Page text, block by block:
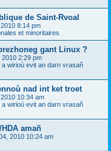
de Saint-Rvoal
8:14 pm
et minoritaires
gant Linux ?
2010 2:29 pm
wirioù evit an darn vrasañ
nad int ket troet
10:34 am
wirioù evit an darn vrasañ
amañ
2010 10:24 am